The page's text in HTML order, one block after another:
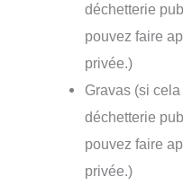
déchetterie
pouvez faire
privée.)
Gravas (si
déchetterie
pouvez faire
privée.)